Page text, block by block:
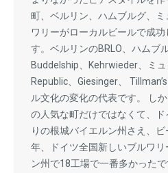
町、ベルリン、ハムブルグ、
ワリーがローカルビールで成
す。ベルリンのBRLO、ハムブ
Buddelship、Kehrwieder、ミ
Republic、Giesinger、
ル文化の変化の代表です。 し
の人気な町だけではなくて、
りの根城バイエルン州さえ、
年、ドイツ全国新しいブルワ
ン州で18工場で一番多かった